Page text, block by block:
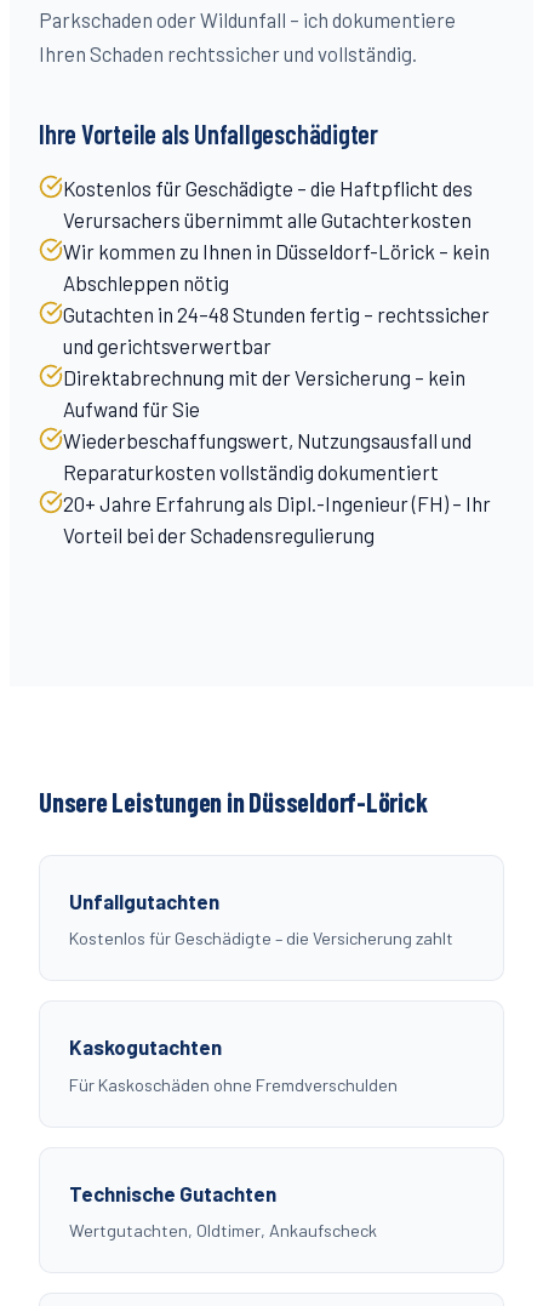
Parkschaden oder Wildunfall – ich dokumentiere
Ihren Schaden rechtssicher und vollständig.
Ihre Vorteile als Unfallgeschädigter
Kostenlos für Geschädigte – die Haftpflicht des
Verursachers übernimmt alle Gutachterkosten
Wir kommen zu Ihnen in Düsseldorf-Lörick – kein
Abschleppen nötig
Gutachten in 24–48 Stunden fertig – rechtssicher
und gerichtsverwertbar
Direktabrechnung mit der Versicherung – kein
Aufwand für Sie
Wiederbeschaffungswert, Nutzungsausfall und
Reparaturkosten vollständig dokumentiert
20+ Jahre Erfahrung als Dipl.-Ingenieur (FH) – Ihr
Vorteil bei der Schadensregulierung
Unsere Leistungen in Düsseldorf-Lörick
Unfallgutachten
Kostenlos für Geschädigte – die Versicherung zahlt
Kaskogutachten
Für Kaskoschäden ohne Fremdverschulden
Technische Gutachten
Wertgutachten, Oldtimer, Ankaufscheck